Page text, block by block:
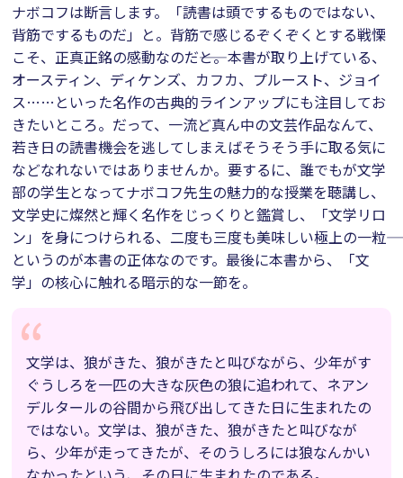
ナボコフは断言します。「読書は頭でするものではない、
背筋でするものだ」と。背筋で感じるぞくぞくとする戦慄
こそ、正真正銘の感動なのだ――と。本書が取り上げている、
オースティン、ディケンズ、カフカ、プルースト、ジョイ
ス……といった名作の古典的ラインアップにも注目してお
きたいところ。だって、一流ど真ん中の文芸作品なんて、
若き日の読書機会を逃してしまえばそうそう手に取る気に
などなれないではありませんか。要するに、誰でもが文学
部の学生となってナボコフ先生の魅力的な授業を聴講し、
文学史に燦然と輝く名作をじっくりと鑑賞し、「文学リロ
ン」を身につけられる、二度も三度も美味しい極上の一粒――
というのが本書の正体なのです。最後に本書から、「文
学」の核心に触れる暗示的な一節を。
文学は、狼がきた、狼がきたと叫びながら、少年がす
ぐうしろを一匹の大きな灰色の狼に追われて、ネアン
デルタールの谷間から飛び出してきた日に生まれたの
ではない。文学は、狼がきた、狼がきたと叫びなが
ら、少年が走ってきたが、そのうしろには狼なんかい